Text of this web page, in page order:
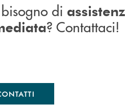
di
? Contattaci!